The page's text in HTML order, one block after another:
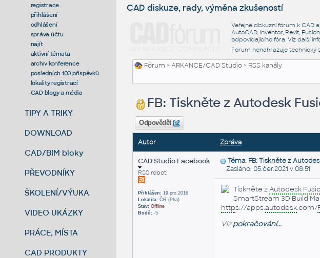
registrace
přihlášení
odhlášení
správa účtu
najít
aktivní témata
archiv konference
posledních 100 příspěvků
lokality registrací
CAD blogy a média
TIPY A TRIKY
DOWNLOAD
CAD/BIM bloky
PŘEVODNÍKY
ŠKOLENÍ/VÝUKA
VIDEO UKÁZKY
PRÁCE, MÍSTA
CAD PRODUKTY
CAD diskuze, rady, výměna zkušeností
Veřejné diskuzní fórum k CAD
AutoCAD, Inventor, Revit,
odpovídajícího fóra. Viz další
Fórum nenahrazuje technický
Fórum >ARKANCE/CAD Studio> RSS kanály
FB: Tiskněte z Autodesk
Odpovědět
Autor Zpráva
CAD Studio Facebook
RSS roboti
Přihlášen:19.pro.2016
Lokalita:ČR (Pha)
Stav: Offline
Bodů:-5
Téma: FB: Tiskněte z
Zasláno: 05.čer.2021 v 08:51
Tiskněte zAutodesk
SmartStream 3D Build
https://apps.autodesk.com/
Vizpokračování...